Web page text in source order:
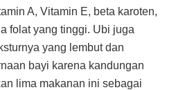
A, Vitamin E, beta karoten,
folat yang tinggi. Ubi juga
yang lembut dan
bayi karena kandungan
lima makanan ini sebagai